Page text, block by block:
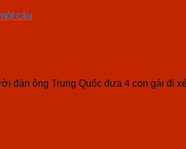
câu
đàn ông Trung Quốc đưa 4 con gái đi